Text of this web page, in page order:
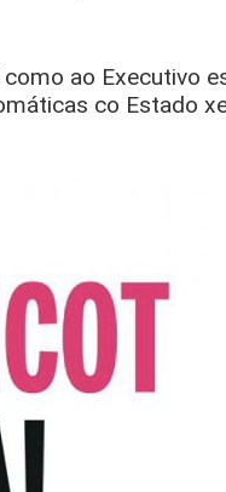
ao Executivo
co Estado